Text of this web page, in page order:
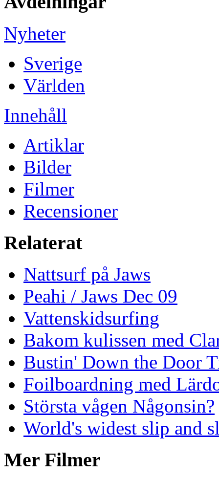
Nyheter
Sverige
Världen
Innehåll
Artiklar
Bilder
Filmer
Recensioner
Relaterat
Nattsurf på Jaws
Peahi / Jaws Dec 09
Vattenskidsurfing
Bakom kulissen med
Bustin' Down the Door
Foilboardning med
Största vågen Någonsin?
World's widest slip and
Mer Filmer